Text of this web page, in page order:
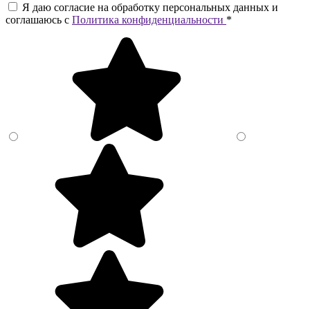
Я даю согласие на обработку персональных данных и
соглашаюсь c Политика конфиденциальности *